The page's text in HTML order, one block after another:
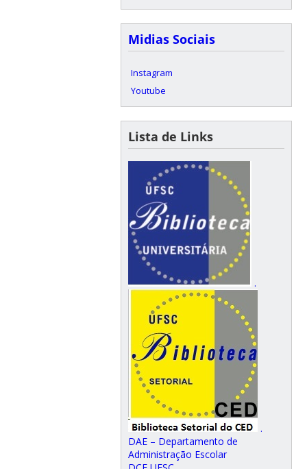
Midias Sociais
Instagram
Youtube
Lista de Links
.
.
DAE – Departamento de
Administração Escolar